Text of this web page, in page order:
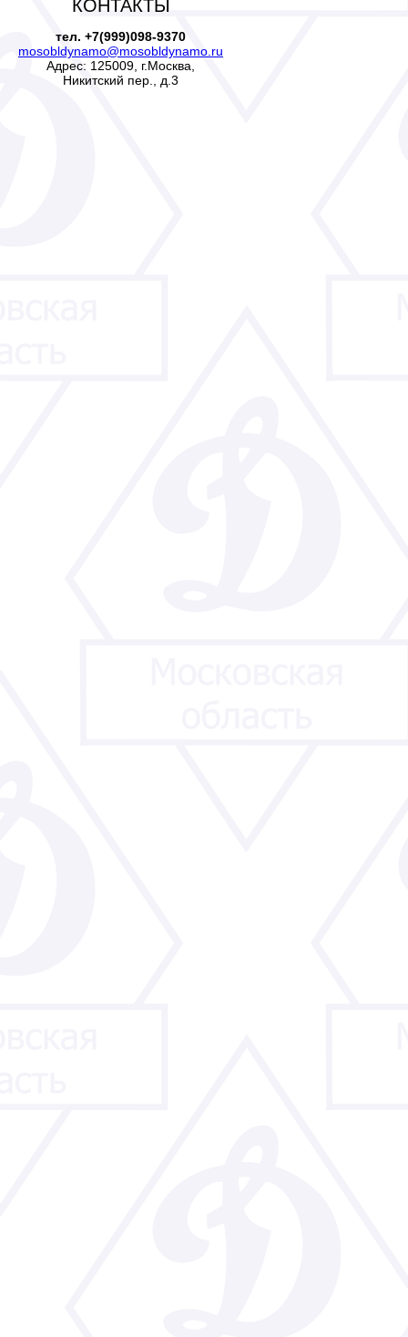
КОНТАКТЫ
тел. +7(999)098-9370
mosobldynamo@mosobldynamo.ru
Адрес: 125009, г.Москва,
Никитский пер., д.3